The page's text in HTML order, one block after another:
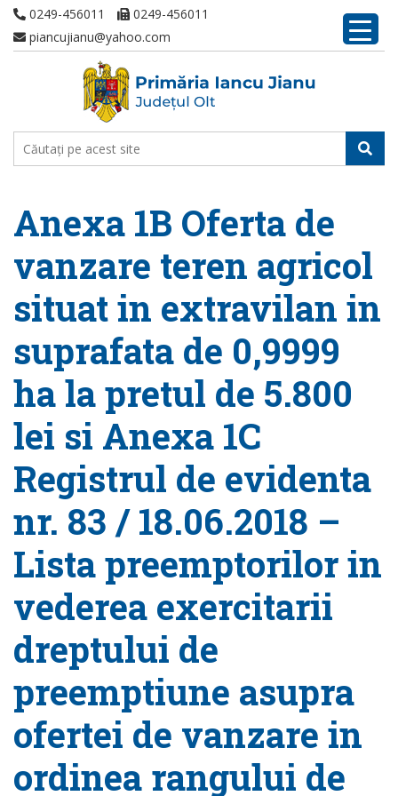
0249-456011
0249-456011
piancujianu@yahoo.com
Anexa 1B Oferta de
vanzare teren agricol
situat in extravilan in
suprafata de 0,9999
ha la pretul de 5.800
lei si Anexa 1C
Registrul de evidenta
nr. 83 / 18.06.2018 –
Lista preemptorilor in
vederea exercitarii
dreptului de
preemptiune asupra
ofertei de vanzare in
ordinea rangului de